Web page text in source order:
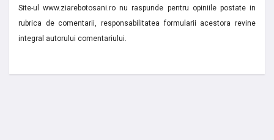
Site-ul www.ziarebotosani.ro nu raspunde pentru opiniile postate in
rubrica de comentarii, responsabilitatea formularii acestora revine
integral autorului comentariului.